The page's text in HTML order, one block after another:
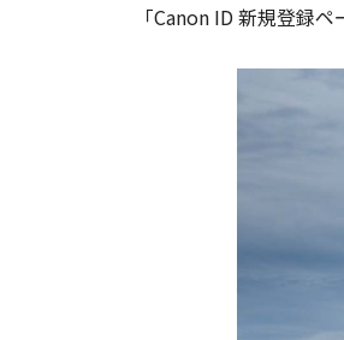
「Canon ID 新規登録